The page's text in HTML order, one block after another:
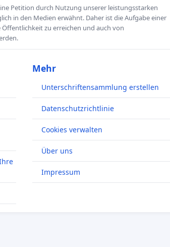
Petition durch Nutzung unserer leistungsstarken
in den Medien erwähnt. Daher ist die Aufgabe einer
zu erreichen und auch von
Mehr
Unterschriftensammlung erstellen
Datenschutzrichtlinie
Cookies verwalten
Über uns
Impressum